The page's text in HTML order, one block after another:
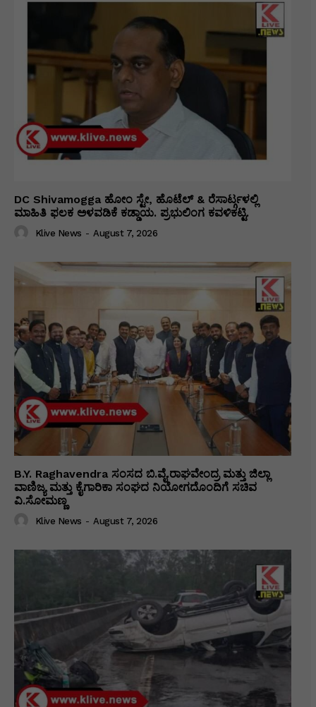
DC Shivamogga ಹೋಂ ಸ್ಟೇ, ಹೊಟೆಲ್ & ರೆಸಾರ್ಟ್ಗಳಲ್ಲಿ
ಮಾಹಿತಿ ಫಲಕ ಅಳವಡಿಕೆ ಕಡ್ಡಾಯ. ಪ್ರಭುಲಿಂಗ ಕವಳಿಕಟ್ಟಿ.
Klive News - August 7, 2026
B.Y. Raghavendra ಸಂಸದ ಬಿ.ವೈ.ರಾಘವೇಂದ್ರ ಮತ್ತು ಜಿಲ್ಲಾ
ವಾಣಿಜ್ಯ ಮತ್ತು ಕೈಗಾರಿಕಾ ಸಂಘದ ನಿಯೋಗದೊಂದಿಗೆ ಸಚಿವ
ವಿ‌.ಸೋಮಣ್ಣ
Klive News - August 7, 2026